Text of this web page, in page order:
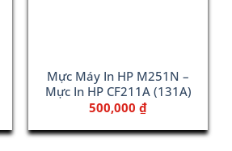
Mực Máy In HP M251N –
Mực In HP CF211A (131A)
500,000₫